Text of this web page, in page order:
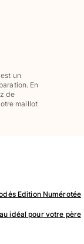
un
En
de
maillot
Edition Numérotée
idéal pour votre père